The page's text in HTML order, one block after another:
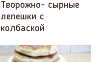
Творожно- сырные
лепешки с
колбаской